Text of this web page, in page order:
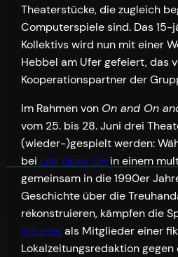
Theaterstücke, die zugleich
Computerspiele sind. Das
Kollektivs wird nun mit einer
Hebbel am Ufer gefeiert, das
Kooperationspartner der
Im Rahmen von On and On
vom 25. bis 28. Juni drei
(wieder-)gespielt werden:
beiLife Goes On in einem
gemeinsam in die 1990er
Geschichte über die
rekonstruieren, kämpfen die
Intranetals Mitglieder einer
Lokalzeitungsredaktion